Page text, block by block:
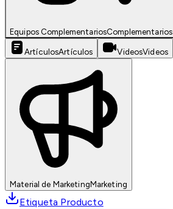
Equipos ComplementariosComplementarios
ArtículosArtículos VideosVideos
Material de MarketingMarketing
Etiqueta Producto